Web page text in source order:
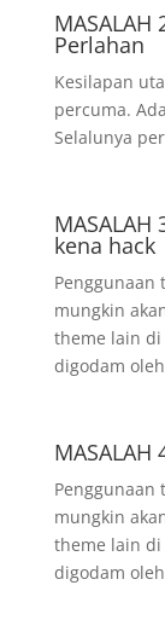
Perlahan
Kesilapan
percuma.
Selalunya
kena hack
Penggunaan
mungkin
theme lain
digodam
Penggunaan
mungkin
theme lain
digodam